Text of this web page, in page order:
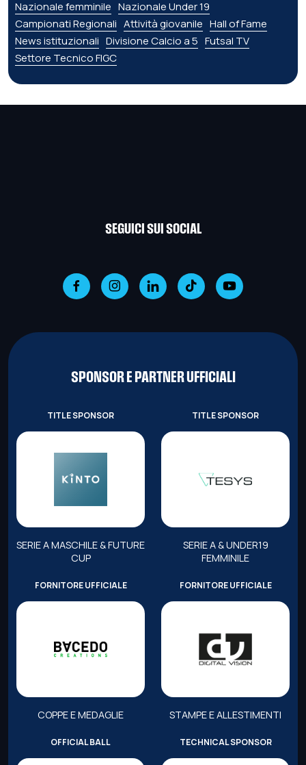
Nazionale femminile Nazionale Under 19
Campionati Regionali Attività giovanile Hall of Fame
News istituzionali Divisione Calcio a 5 Futsal TV
Settore Tecnico FIGC
SEGUICI SUI SOCIAL
SPONSOR E PARTNER UFFICIALI
TITLE SPONSOR
SERIE A MASCHILE & FUTURE
CUP
TITLE SPONSOR
SERIE A & UNDER19
FEMMINILE
FORNITORE UFFICIALE
COPPE E MEDAGLIE
FORNITORE UFFICIALE
STAMPE E ALLESTIMENTI
OFFICIAL BALL TECHNICAL SPONSOR